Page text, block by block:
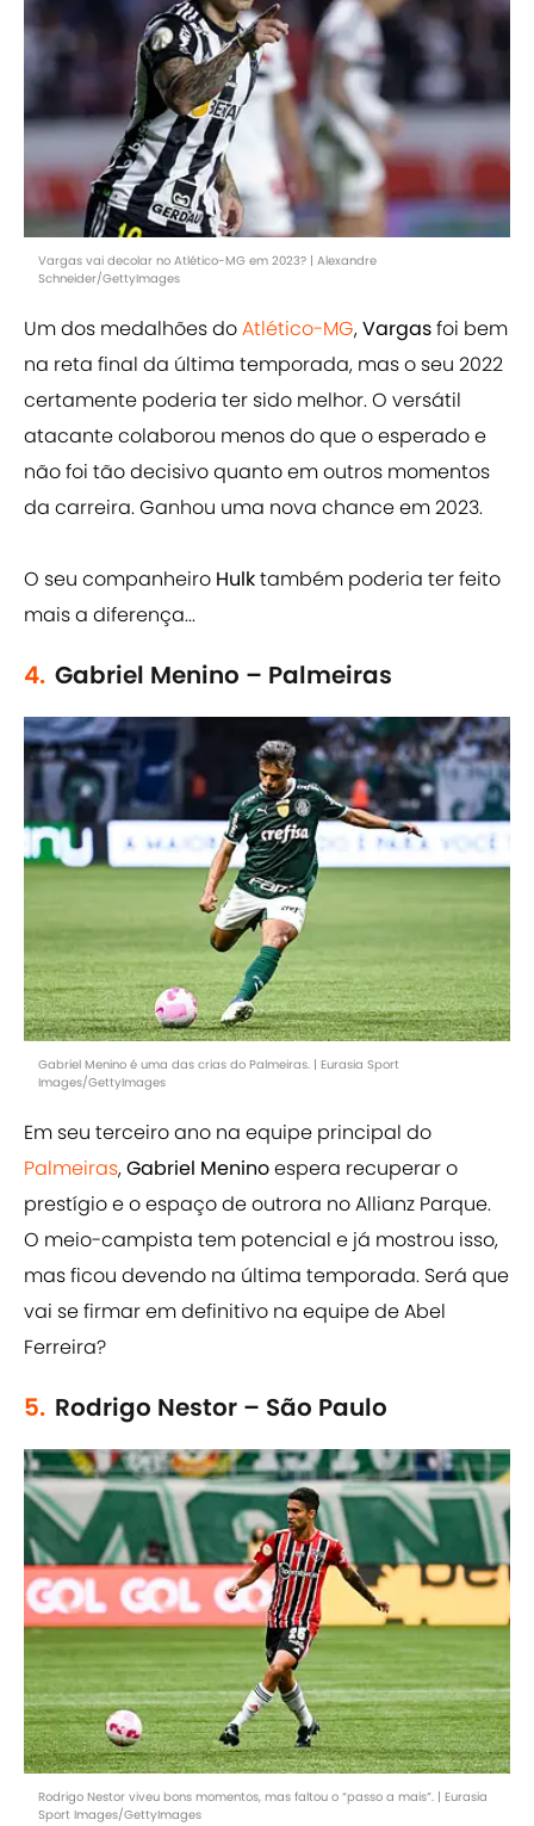
Vargas vai decolar no Atlético-MG em 2023? | Alexandre
Schneider/GettyImages
Um dos medalhões doAtlético-MG,Vargasfoi bem
na reta final da última temporada, mas o seu 2022
certamente poderia ter sido melhor. O versátil
atacante colaborou menos do que o esperado e
não foi tão decisivo quanto em outros momentos
da carreira. Ganhou uma nova chance em 2023.
O seu companheiro Hulktambém poderia ter feito
mais a diferença...
4. Gabriel Menino – Palmeiras
Gabriel Menino é uma das crias do Palmeiras. | Eurasia Sport
Images/GettyImages
Em seu terceiro ano na equipe principal do
Palmeiras,Gabriel Meninoespera recuperar o
prestígio e o espaço de outrora no Allianz Parque.
O meio-campista tem potencial e já mostrou isso,
mas ficou devendo na última temporada. Será que
vai se firmar em definitivo na equipe de Abel
Ferreira?
5. Rodrigo Nestor – São Paulo
Rodrigo Nestor viveu bons momentos, mas faltou o “passo a mais”. | Eurasia
Sport Images/GettyImages